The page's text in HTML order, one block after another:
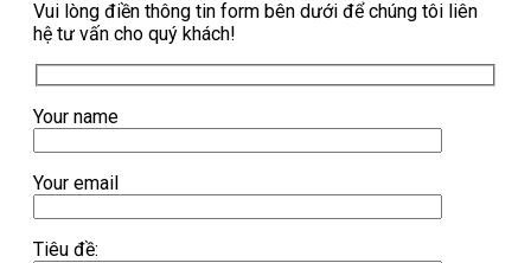
Vui lòng điền thông tin form bên dưới để chúng tôi liên
hệ tư vấn cho quý khách!
Your name
Your email
Tiêu đề: